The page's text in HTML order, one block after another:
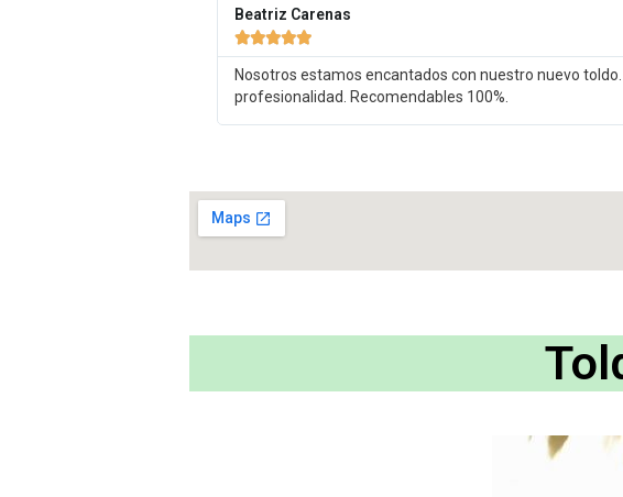
Beatriz Carenas

Nosotros estamos encantados con nuestro nuevo
profesionalidad. Recomendables 100%.